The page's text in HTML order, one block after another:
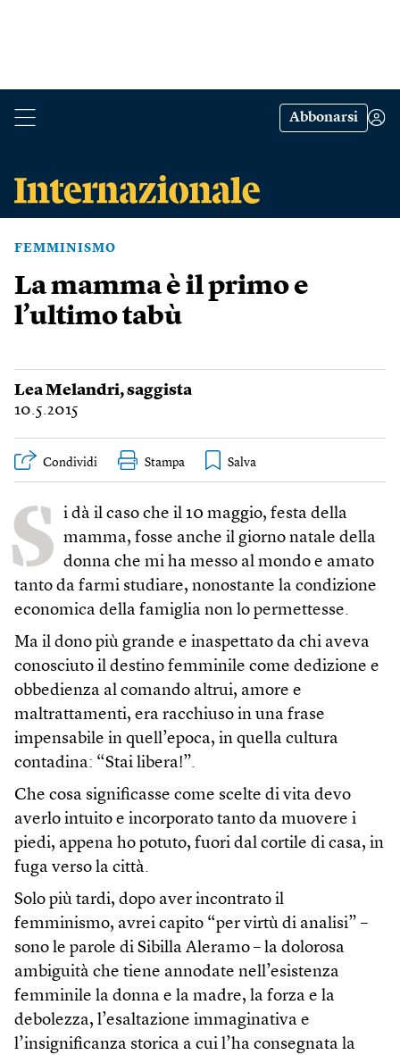
Abbonarsi
FEMMINISMO
La mamma è il primo e
l’ultimo tabù
Lea Melandri, saggista
10.5.2015
Condividi Stampa
S i dà il caso che il 10 maggio, festa della
mamma, fosse anche il giorno natale della
donna che mi ha messo al mondo e amato
tanto da farmi studiare, nonostante la condizione
economica della famiglia non lo permettesse.
Ma il dono più grande e inaspettato da chi aveva
conosciuto il destino femminile come dedizione e
obbedienza al comando altrui, amore e
maltrattamenti, era racchiuso in una frase
impensabile in quell’epoca, in quella cultura
contadina: “Stai libera!”.
Che cosa significasse come scelte di vita devo
averlo intuito e incorporato tanto da muovere i
piedi, appena ho potuto, fuori dal cortile di casa, in
fuga verso la città.
Solo più tardi, dopo aver incontrato il
femminismo, avrei capito “per virtù di analisi” –
sono le parole di Sibilla Aleramo – la dolorosa
ambiguità che tiene annodate nell’esistenza
femminile la donna e la madre, la forza e la
debolezza, l’esaltazione immaginativa e
l’insignificanza storica a cui l’ha consegnata la